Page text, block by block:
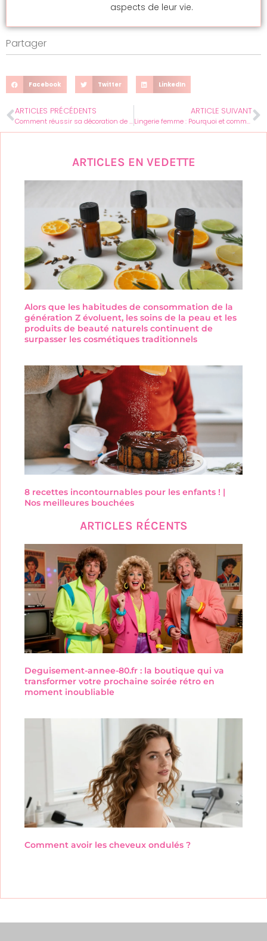
aspects de leur vie.
Partager
Facebook Twitter LinkedIn
ARTICLES PRÉCÉDENTS
Comment réussir sa décoration de table de Noël ?
ARTICLE SUIVANT
Lingerie femme : Pourquoi et comment choisir des lingeries coquines et sexy ?
ARTICLES EN VEDETTE
Alors que les habitudes de consommation de la
génération Z évoluent, les soins de la peau et les
produits de beauté naturels continuent de
surpasser les cosmétiques traditionnels
8 recettes incontournables pour les enfants ! |
Nos meilleures bouchées
ARTICLES RÉCENTS
Deguisement-annee-80.fr : la boutique qui va
transformer votre prochaine soirée rétro en
moment inoubliable
Comment avoir les cheveux ondulés ?